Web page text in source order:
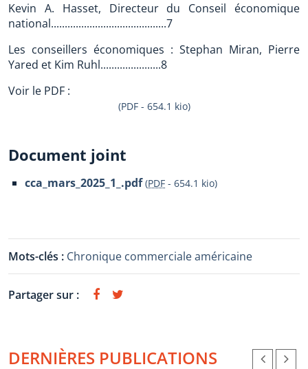
Kevin A. Hasset, Directeur du Conseil économique
national..........................................7
Les conseillers économiques : Stephan Miran, Pierre
Yared et Kim Ruhl......................8
Voir le PDF :
(PDF - 654.1 kio)
Document joint
cca_mars_2025_1_.pdf (PDF - 654.1 kio)
Mots-clés : Chronique commerciale américaine
Partager sur :
DERNIÈRES PUBLICATIONS